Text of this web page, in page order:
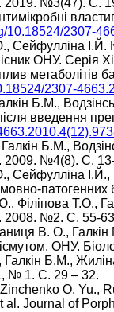
2019. №3(47). С.
10.18524/2307-
І.Й.
ОНУ. Серія
метаболітів
2307-
Б.М.,
введення
Б.М.,
2009. №4(8). С.
І.Й.,
Філіпова Т.О.,
2008. №2. С. 55-
В. О.,
ОНУ.
Б.М.,
№ 1. С. 29 – 32.
O. Yu.,
al. Journal of